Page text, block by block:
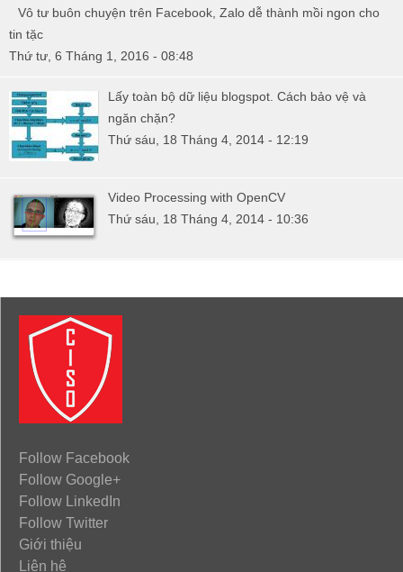
Vô tư buôn chuyện trên Facebook, Zalo dễ thành mồi ngon cho
tin tặc
Thứ tư, 6 Tháng 1, 2016 - 08:48
Lấy toàn bộ dữ liệu blogspot. Cách bảo vệ và
ngăn chặn?
Thứ sáu, 18 Tháng 4, 2014 - 12:19
Video Processing with OpenCV
Thứ sáu, 18 Tháng 4, 2014 - 10:36
Follow Facebook
Follow Google+
Follow LinkedIn
Follow Twitter
Giới thiệu
Liên hệ